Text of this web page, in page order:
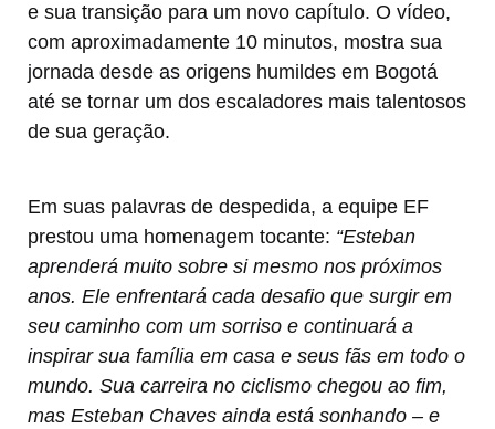
e sua transição para um novo capítulo. O vídeo,
com aproximadamente 10 minutos, mostra sua
jornada desde as origens humildes em Bogotá
até se tornar um dos escaladores mais talentosos
de sua geração.
Em suas palavras de despedida, a equipe EF
prestou uma homenagem tocante: “Esteban
aprenderá muito sobre si mesmo nos próximos
anos. Ele enfrentará cada desafio que surgir em
seu caminho com um sorriso e continuará a
inspirar sua família em casa e seus fãs em todo o
mundo. Sua carreira no ciclismo chegou ao fim,
mas Esteban Chaves ainda está sonhando – e